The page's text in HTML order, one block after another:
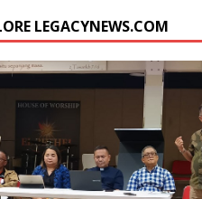
LEGACYNEWS.COM